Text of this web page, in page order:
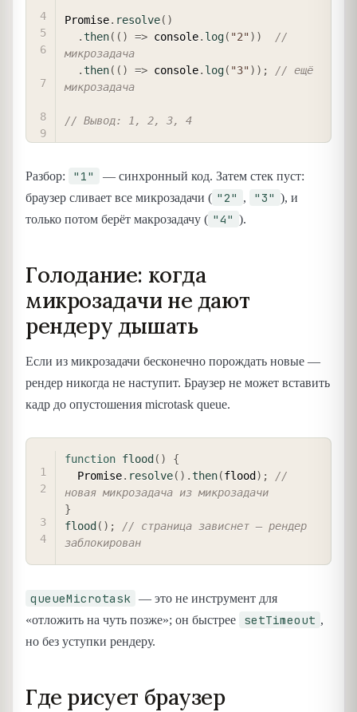
Promise. resolve( )
.then( ( ) => console. log( "2") )
//
микрозадача
.then( ( ) => console. log( "3") ) ;
// ещё
микрозадача
// Вывод: 1, 2, 3, 4
Разбор: "1"
— синхронный код. Затем стек пуст:
браузер сливает все микрозадачи ( "2" , "3" ), и
только потом берёт макрозадачу ( "4" ).
Голодание: когда
микрозадачи не дают
рендеру дышать
Если из микрозадачи бесконечно порождать новые —
рендер никогда не наступит. Браузер не может вставить
кадр до опустошения microtask queue.
function flood ( )
{
  Promise
. resolve( ) .then(flood ) ;
//
новая микрозадача из микрозадачи
}
flood ( ) ;
// страница зависнет — рендер
заблокирован
queueMicrotask — это не инструмент для
«отложить на чуть позже»; он быстрее
setTimeout ,
но без уступки рендеру.
Где рисует браузер